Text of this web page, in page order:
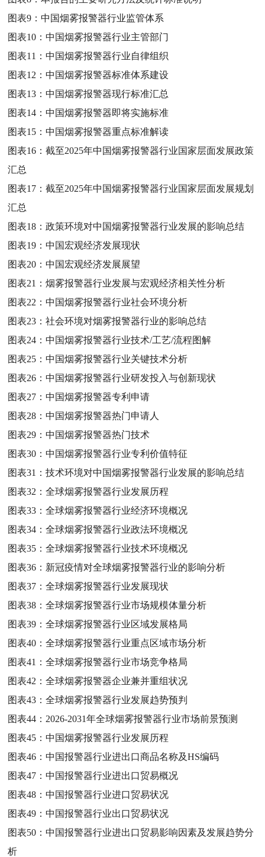
图表9：中国烟雾报警器行业监管体系
图表10：中国烟雾报警器行业主管部门
图表11：中国烟雾报警器行业自律组织
图表12：中国烟雾报警器标准体系建设
图表13：中国烟雾报警器现行标准汇总
图表14：中国烟雾报警器即将实施标准
图表15：中国烟雾报警器重点标准解读
图表16：截至2025年中国烟雾报警器行业国家层面发展政策
汇总
图表17：截至2025年中国烟雾报警器行业国家层面发展规划
汇总
图表18：政策环境对中国烟雾报警器行业发展的影响总结
图表19：中国宏观经济发展现状
图表20：中国宏观经济发展展望
图表21：烟雾报警器行业发展与宏观经济相关性分析
图表22：中国烟雾报警器行业社会环境分析
图表23：社会环境对烟雾报警器行业的影响总结
图表24：中国烟雾报警器行业技术/工艺/流程图解
图表25：中国烟雾报警器行业关键技术分析
图表26：中国烟雾报警器行业研发投入与创新现状
图表27：中国烟雾报警器专利申请
图表28：中国烟雾报警器热门申请人
图表29：中国烟雾报警器热门技术
图表30：中国烟雾报警器行业专利价值特征
图表31：技术环境对中国烟雾报警器行业发展的影响总结
图表32：全球烟雾报警器行业发展历程
图表33：全球烟雾报警器行业经济环境概况
图表34：全球烟雾报警器行业政法环境概况
图表35：全球烟雾报警器行业技术环境概况
图表36： 新冠疫情对全球烟雾报警器行业的影响分析
图表37：全球烟雾报警器行业发展现状
图表38：全球烟雾报警器行业市场规模体量分析
图表39：全球烟雾报警器行业区域发展格局
图表40：全球烟雾报警器行业重点区域市场分析
图表41：全球烟雾报警器行业市场竞争格局
图表42：全球烟雾报警器企业兼并重组状况
图表43：全球烟雾报警器行业发展趋势预判
图表44： 2026-2031年全球烟雾报警器行业市场前景预测
图表45：中国烟雾报警器行业发展历程
图表46：中国报警器行业进出口商品名称及HS编码
图表47：中国报警器行业进出口贸易概况
图表48：中国报警器行业进口贸易状况
图表49：中国报警器行业出口贸易状况
图表50：中国报警器行业进出口贸易影响因素及发展趋势分
析